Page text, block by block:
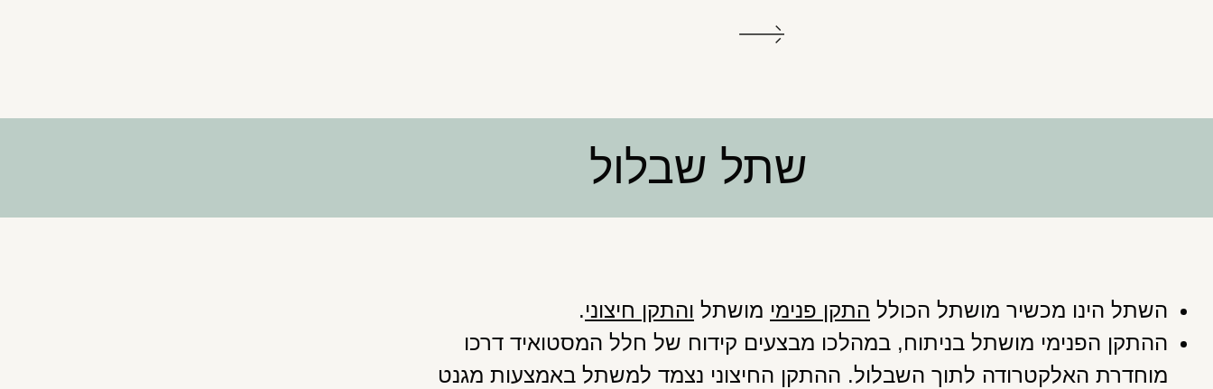
שתל שבלול
השתל הינו מכשיר מושתל הכולל התקן פנימי מושתל והתקן חיצוני.
ההתקן הפנימי מושתל בניתוח, במהלכו מבצעים קידוח של חלל המסטואיד דרכו
מוחדרת האלקטרודה לתוך השבלול. ההתקן החיצוני נצמד למשתל באמצעות מגנט